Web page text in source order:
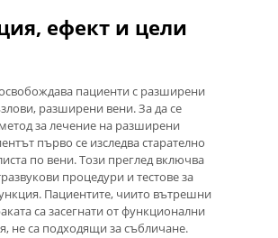
ефект и цели
пациенти с разширени
разширени вени. За да се
за лечение на разширени
първо се изследва старателно
по вени. Този преглед включва
процедури и тестове за
Пациентите, чиито вътрешни
са засегнати от функционални
не са подходящи за събличане.